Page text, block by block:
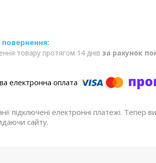
товару протягом 14 днів за рахунок
підключені електронні платежі.
сайту.